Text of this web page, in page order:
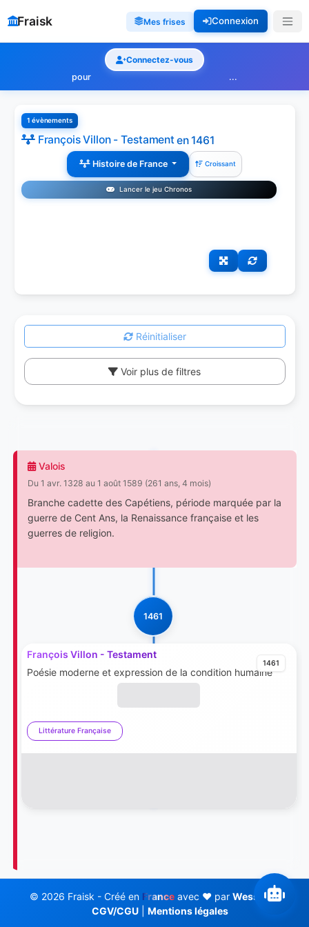
Fraisk Mes frises Connexion
Connectez-vous
pour
...
1 évènements
François Villon - Testamenten 1461
Histoire de France Croissant
Lancer le jeu Chronos
Réinitialiser
Voir plus de filtres
Valois
Du 1 avr. 1328 au 1 août 1589 (261 ans, 4 mois)
Branche cadette des Capétiens, période marquée par la
guerre de Cent Ans, la Renaissance française et les
guerres de religion.
1461
1461
François Villon - Testament
Poésie moderne et expression de la condition humaine
Littérature Française
© 2026 Fraisk - Créé en Franceavec ❤️ par Wess Soft
CGV/CGU
Mentions légales